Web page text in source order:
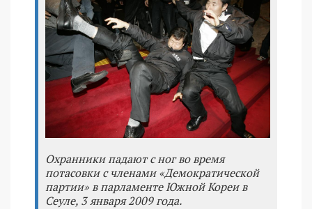
Охранники падают с ног во время
потасовки с членами «Демократической
партии» в парламенте Южной Кореи в
Сеуле, 3 января 2009 года.